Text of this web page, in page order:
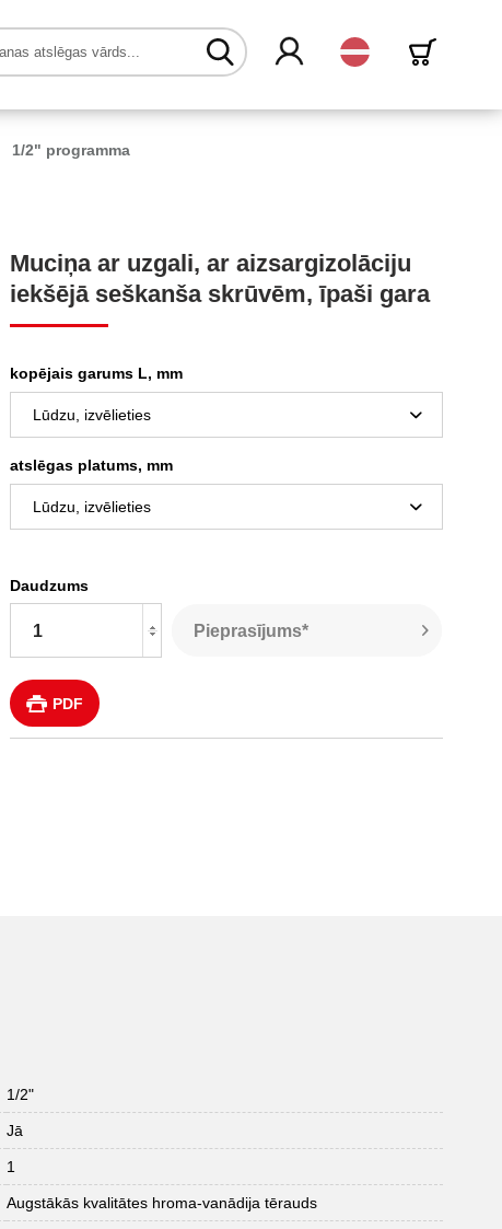
Latvijas
1/2" programma
Muciņa ar uzgali, ar aizsargizolāciju
iekšējā seškanša skrūvēm, īpaši gara
kopējais garums L, mm
atslēgas platums, mm
Daudzums
Pieprasījums*
PDF
1/2"
Jā
1
Augstākās kvalitātes hroma-vanādija tērauds